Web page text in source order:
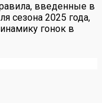
введенные в
сезона 2025 года,
гонок в